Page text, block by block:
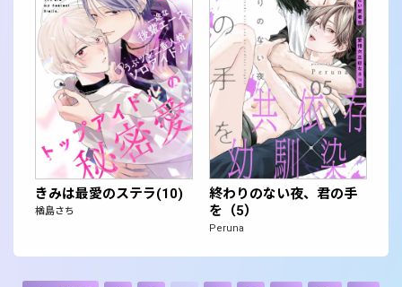
きみは最愛のステラ(10)
楢島さち
終わりのない夜、君の手
を（5）
Peruna